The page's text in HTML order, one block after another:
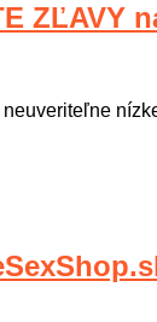
ZĽAVY